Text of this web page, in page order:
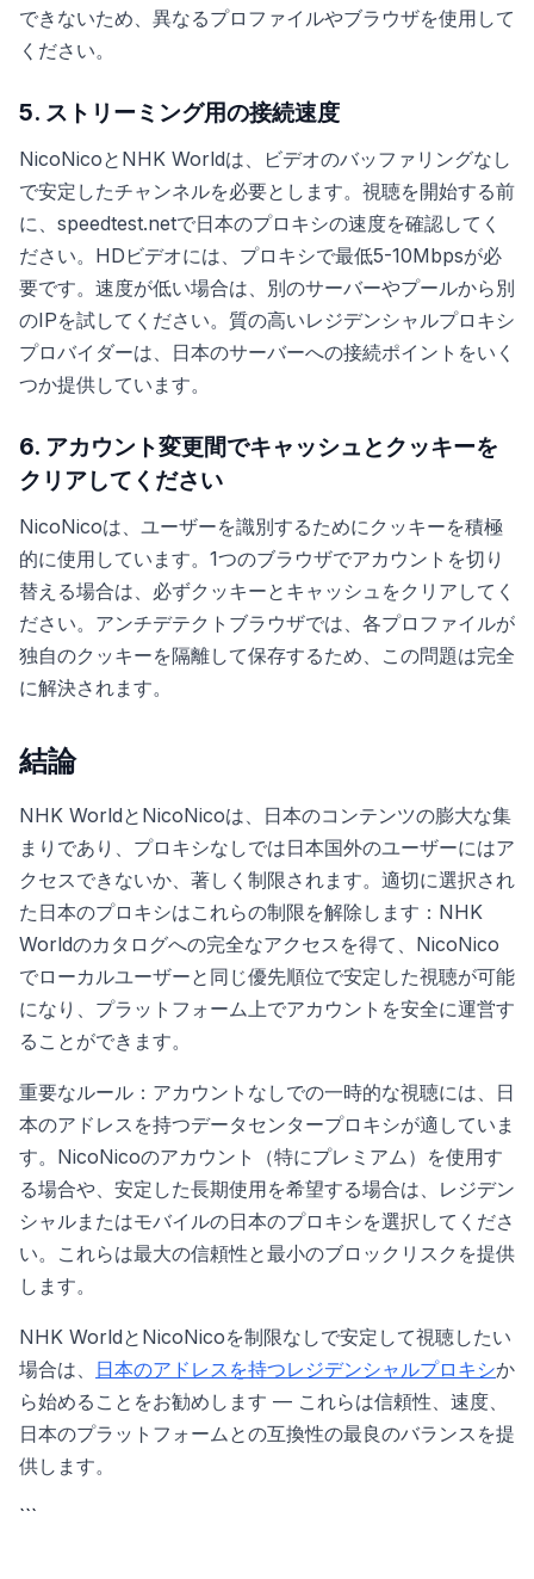
できないため、異なるプロファイルやブラウザを使用して
ください。
5. ストリーミング用の接続速度
NicoNicoとNHK Worldは、ビデオのバッファリングなし
で安定したチャンネルを必要とします。視聴を開始する前
に、speedtest.netで日本のプロキシの速度を確認してく
ださい。HDビデオには、プロキシで最低5-10Mbpsが必
要です。速度が低い場合は、別のサーバーやプールから別
のIPを試してください。質の高いレジデンシャルプロキシ
プロバイダーは、日本のサーバーへの接続ポイントをいく
つか提供しています。
6. アカウント変更間でキャッシュとクッキーを
クリアしてください
NicoNicoは、ユーザーを識別するためにクッキーを積極
的に使用しています。1つのブラウザでアカウントを切り
替える場合は、必ずクッキーとキャッシュをクリアしてく
ださい。アンチデテクトブラウザでは、各プロファイルが
独自のクッキーを隔離して保存するため、この問題は完全
に解決されます。
結論
NHK WorldとNicoNicoは、日本のコンテンツの膨大な集
まりであり、プロキシなしでは日本国外のユーザーにはア
クセスできないか、著しく制限されます。適切に選択され
た日本のプロキシはこれらの制限を解除します：NHK
Worldのカタログへの完全なアクセスを得て、NicoNico
でローカルユーザーと同じ優先順位で安定した視聴が可能
になり、プラットフォーム上でアカウントを安全に運営す
ることができます。
重要なルール：アカウントなしでの一時的な視聴には、日
本のアドレスを持つデータセンタープロキシが適していま
す。NicoNicoのアカウント（特にプレミアム）を使用す
る場合や、安定した長期使用を希望する場合は、レジデン
シャルまたはモバイルの日本のプロキシを選択してくださ
い。これらは最大の信頼性と最小のブロックリスクを提供
します。
NHK WorldとNicoNicoを制限なしで安定して視聴したい
場合は、 日本のアドレスを持つレジデンシャルプロキシか
ら始めることをお勧めします — これらは信頼性、速度、
日本のプラットフォームとの互換性の最良のバランスを提
供します。
```